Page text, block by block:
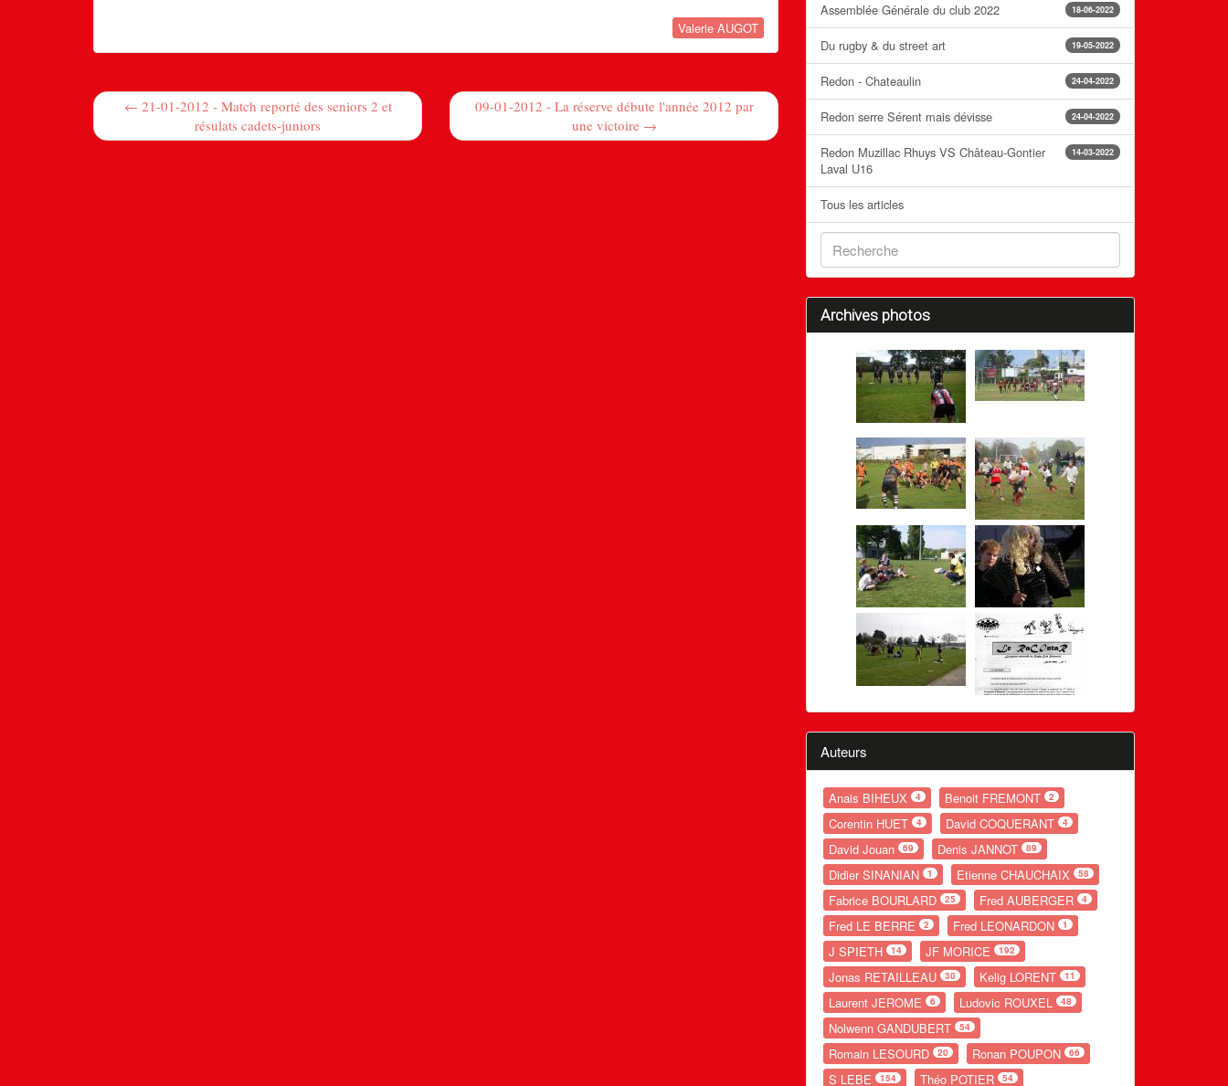
Valerie AUGOT
← 21-01-2012 - Match reporté des seniors 2 et
résulats cadets-juniors
09-01-2012 - La réserve débute l'année 2012 par
une victoire →
18-06-2022
Assemblée Générale du club 2022
19-05-2022
Du rugby & du street art
24-04-2022
Redon - Chateaulin
24-04-2022
Redon serre Sérent mais dévisse
14-03-2022
Redon Muzillac Rhuys VS Château-Gontier
Laval U16
Tous les articles
Archives photos
Auteurs
Anais BIHEUX 4 Benoit FREMONT 2
Corentin HUET 4 David COQUERANT 4
David Jouan 69 Denis JANNOT 89
Didier SINANIAN 1 Etienne CHAUCHAIX 58
Fabrice BOURLARD 25 Fred AUBERGER 4
Fred LE BERRE 2 Fred LEONARDON 1
J SPIETH 14 JF MORICE 192
Jonas RETAILLEAU 30 Kelig LORENT 11
Laurent JEROME 6 Ludovic ROUXEL 48
Nolwenn GANDUBERT 54
Romain LESOURD 20 Ronan POUPON 66
S LEBE 154 Théo POTIER 54